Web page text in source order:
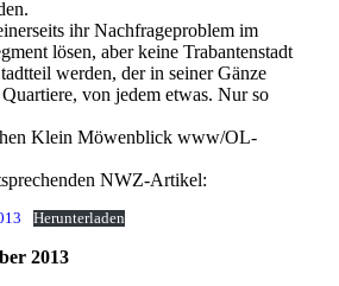
ihr Nachfrageproblem im
lösen, aber keine Trabantenstadt
werden, der in seiner Gänze
von jedem etwas. Nur so
Klein Möwenblick www/OL-
NWZ-Artikel:
Herunterladen
2013